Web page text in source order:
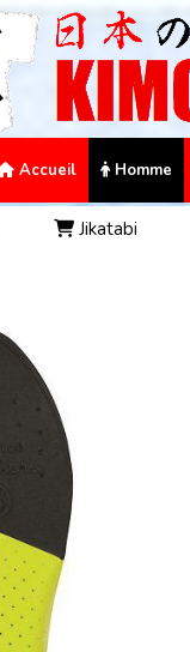
Accueil Homme
Jikatabi